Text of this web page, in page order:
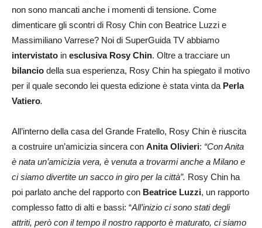
non sono mancati anche i momenti di tensione. Come
dimenticare gli scontri di Rosy Chin con Beatrice Luzzi e
Massimiliano Varrese? Noi di SuperGuida TV abbiamo
intervistato in esclusiva Rosy Chin. Oltre a tracciare un
bilancio della sua esperienza, Rosy Chin ha spiegato il motivo
per il quale secondo lei questa edizione è stata vinta da Perla
Vatiero.
All’interno della casa del Grande Fratello, Rosy Chin è riuscita
a costruire un’amicizia sincera con Anita Olivieri: “Con Anita
è nata un’amicizia vera, è venuta a trovarmi anche a Milano e
ci siamo divertite un sacco in giro per la città”. Rosy Chin ha
poi parlato anche del rapporto con Beatrice Luzzi, un rapporto
complesso fatto di alti e bassi: “All’inizio ci sono stati degli
attriti, però con il tempo il nostro rapporto è maturato, ci siamo